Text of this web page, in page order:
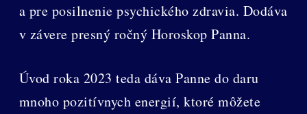
a pre posilnenie psychického zdravia. Dodáva
v závere presný ročný Horoskop Panna.
Úvod roka 2023 teda dáva Panne do daru
mnoho pozitívnych energií, ktoré môžete